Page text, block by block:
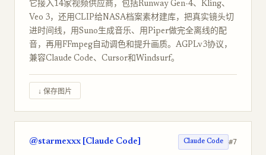
它接入14家视频供应商，包括Runway Gen-4、Kling、
Veo 3，还用CLIP给NASA档案素材建库，把真实镜头切
进时间线，用Suno生成音乐、用Piper做完全离线的配
音，再用FFmpeg自动调色和提升画质。AGPLv3协议，
兼容Claude Code、Cursor和Windsurf。
↓ 保存图片
@starmexxx [Claude Code] Claude Code #7